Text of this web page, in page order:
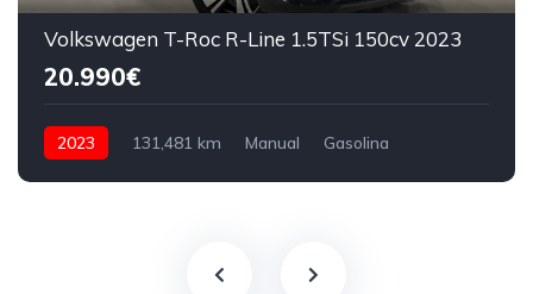
Volkswagen T-Roc R-Line 1.5TSi 150cv 2023
20.990€
2023 131,481 km Manual
Gasolina